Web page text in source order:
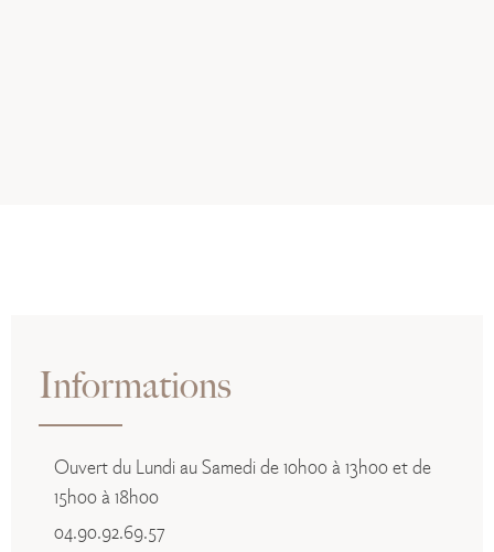
Informations
Ouvert du Lundi au Samedi de 10h00 à 13h00 et de
15h00 à 18h00
04.90.92.69.57